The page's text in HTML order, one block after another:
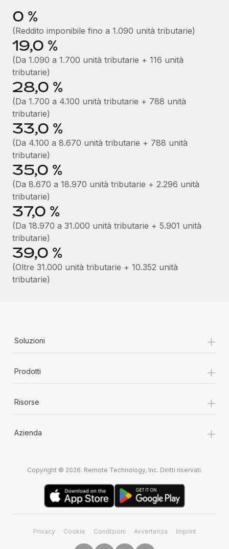
0 %
(Reddito imponibile fino a 1.090 unità tributarie)
19,0 %
(Da 1.090 a 1.700 unità tributarie + 116 unità
tributarie)
28,0 %
(Da 1.700 a 4.100 unità tributarie + 788 unità
tributarie)
33,0 %
(Da 4.100 a 8.670 unità tributarie + 788 unità
tributarie)
35,0 %
(Da 8.670 a 18.970 unità tributarie + 2.296 unità
tributarie)
37,0 %
(Da 18.970 a 31.000 unità tributarie + 5.901 unità
tributarie)
39,0 %
(Oltre 31.000 unità tributarie + 10.352 unità
tributarie)
Soluzioni +
Prodotti +
Risorse +
Azienda +
Copyright © 2026. Remote Technology, Inc. Diritti riservati.
Privacy Cookie Condizioni Avvertenza Imprint